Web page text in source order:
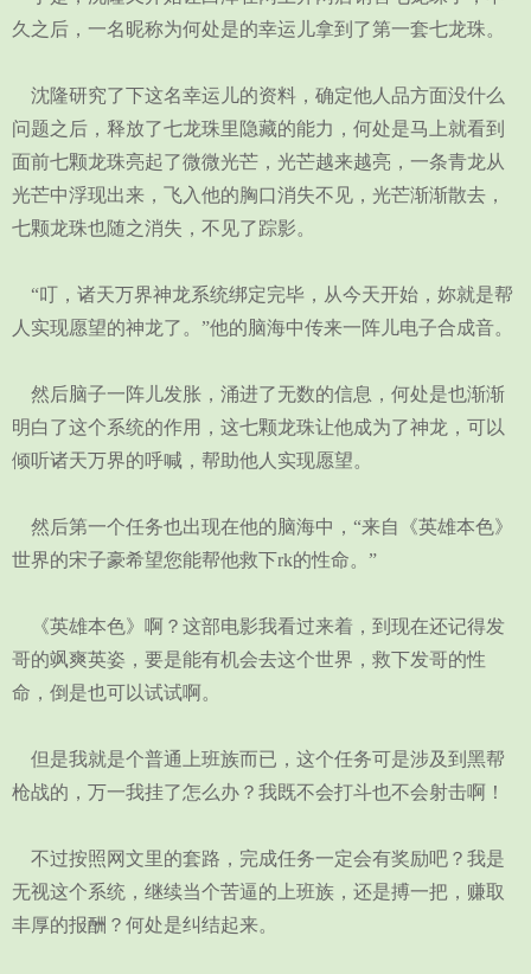
久之后，一名昵称为何处是的幸运儿拿到了第一套七龙珠。
沈隆研究了下这名幸运儿的资料，确定他人品方面没什么
问题之后，释放了七龙珠里隐藏的能力，何处是马上就看到
面前七颗龙珠亮起了微微光芒，光芒越来越亮，一条青龙从
光芒中浮现出来，飞入他的胸口消失不见，光芒渐渐散去，
七颗龙珠也随之消失，不见了踪影。
“叮，诸天万界神龙系统绑定完毕，从今天开始，妳就是帮
人实现愿望的神龙了。”他的脑海中传来一阵儿电子合成音。
然后脑子一阵儿发胀，涌进了无数的信息，何处是也渐渐
明白了这个系统的作用，这七颗龙珠让他成为了神龙，可以
倾听诸天万界的呼喊，帮助他人实现愿望。
然后第一个任务也出现在他的脑海中，“来自《英雄本色》
世界的宋子豪希望您能帮他救下rk的性命。”
《英雄本色》啊？这部电影我看过来着，到现在还记得发
哥的飒爽英姿，要是能有机会去这个世界，救下发哥的性
命，倒是也可以试试啊。
但是我就是个普通上班族而已，这个任务可是涉及到黑帮
枪战的，万一我挂了怎么办？我既不会打斗也不会射击啊！
不过按照网文里的套路，完成任务一定会有奖励吧？我是
无视这个系统，继续当个苦逼的上班族，还是搏一把，赚取
丰厚的报酬？何处是纠结起来。